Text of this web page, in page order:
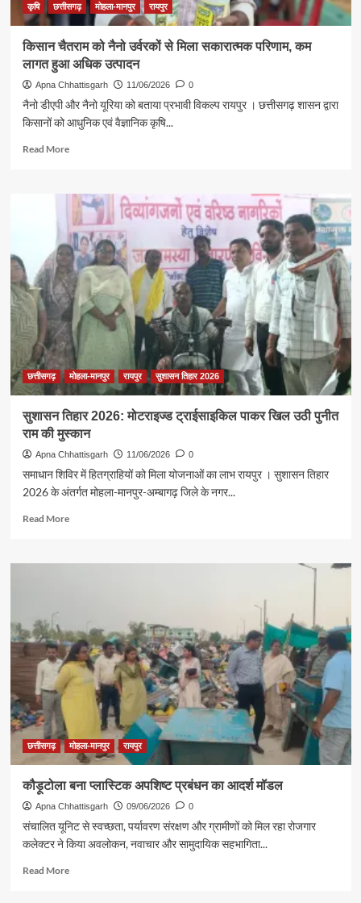
की
कृषि छत्तीसगढ़ मोहला-मानपुर रायपुर
किसान चैतराम को नैनो उर्वरकों से मिला सकारात्मक परिणाम, कम
लागत हुआ अधिक उत्पादन
Apna Chhattisgarh 11/06/2026 0
नैनो डीएपी और नैनो यूरिया को बताया प्रभावी विकल्प रायपुर । छत्तीसगढ़ शासन द्वारा
किसानों को आधुनिक एवं वैज्ञानिक कृषि...
Read MoreRead
किसान
चैतराम
को
नैनो
उर्वरकों
से
मिला
सकारात्मक
परिणाम,
कम
लागत
हुआ
अधिक
छत्तीसगढ़ मोहला-मानपुर रायपुर सुशासन तिहार 2026
सुशासन तिहार 2026: मोटराइज्ड ट्राईसाइकिल पाकर खिल उठी पुनीत
राम की मुस्कान
Apna Chhattisgarh 11/06/2026 0
समाधान शिविर में हितग्राहियों को मिला योजनाओं का लाभ रायपुर । सुशासन तिहार
2026 के अंतर्गत मोहला-मानपुर-अम्बागढ़ जिले के नगर...
Read MoreRead
सुशासन
पाकर
खिल
उठी
पुनीत
मुस्कान
छत्तीसगढ़ मोहला-मानपुर रायपुर
कौड़ूटोला बना प्लास्टिक अपशिष्ट प्रबंधन का आदर्श मॉडल
Apna Chhattisgarh 09/06/2026 0
संचालित यूनिट से स्वच्छता, पर्यावरण संरक्षण और ग्रामीणों को मिल रहा रोजगार
कलेक्टर ने किया अवलोकन, नवाचार और सामुदायिक सहभागिता...
Read MoreRead